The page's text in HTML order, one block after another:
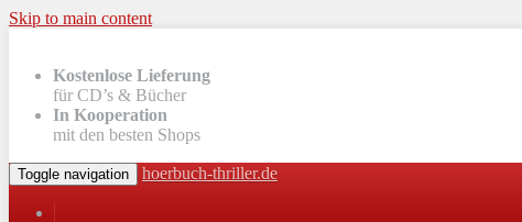
Skip to main content
Kostenlose Lieferung
für CD’s & Bücher
In Kooperation
mit den besten Shops
Toggle navigation hoerbuch-thriller.de